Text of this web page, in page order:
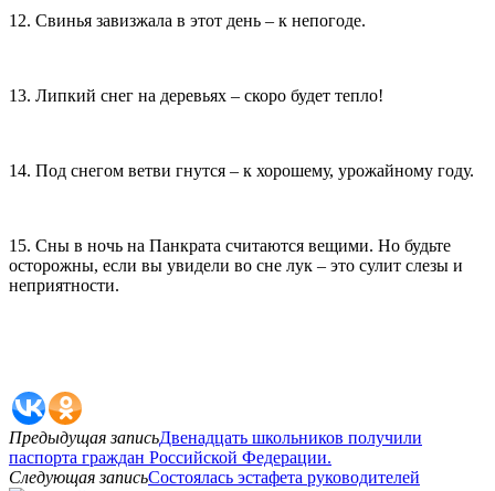
12. Свинья завизжала в этот день – к непогоде.
13. Липкий снег на деревьях – скоро будет тепло!
14. Под снегом ветви гнутся – к хорошему, урожайному году.
15. Сны в ночь на Панкрата считаются вещими. Но будьте
осторожны, если вы увидели во сне лук – это сулит слезы и
неприятности.
Предыдущая записьДвенадцать школьников получили
паспорта граждан Российской Федерации.
Следующая записьСостоялась эстафета руководителей